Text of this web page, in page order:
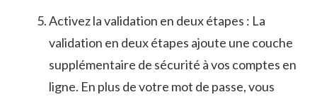
Activez la validation en ⁢deux⁣ étapes : La
validation en deux ​étapes ajoute​ une couche
supplémentaire de ​sécurité à‍ vos comptes en‍
ligne. En ⁣plus ⁢de‍ votre‌ mot de ⁣passe, vous